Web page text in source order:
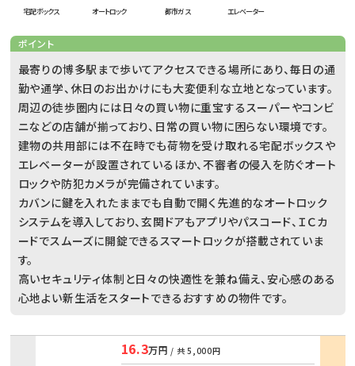
宅配ボックス オートロック 都市ガス エレベーター
ポイント
最寄りの博多駅まで歩いてアクセスできる場所にあり、毎日の通
勤や通学、休日のお出かけにも大変便利な立地となっています。
周辺の徒歩圏内には日々の買い物に重宝するスーパーやコンビ
ニなどの店舗が揃っており、日常の買い物に困らない環境です。
建物の共用部には不在時でも荷物を受け取れる宅配ボックスや
エレベーターが設置されているほか、不審者の侵入を防ぐオート
ロックや防犯カメラが完備されています。
カバンに鍵を入れたままでも自動で開く先進的なオートロック
システムを導入しており、玄関ドアもアプリやパスコード、ＩＣカ
ードでスムーズに開錠できるスマートロックが搭載されていま
す。
高いセキュリティ体制と日々の快適性を兼ね備え、安心感のある
心地よい新生活をスタートできるおすすめの物件です。
16.3万円 / 共5,000円